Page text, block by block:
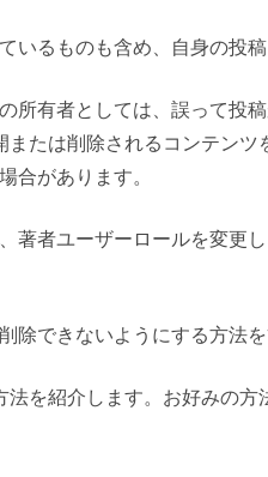
いるものも含め、自身の投
所有者としては、誤って投
または削除されるコンテン
合があります。
著者ユーザーロールを変更
除できないようにする方法を
法を紹介します。お好みの